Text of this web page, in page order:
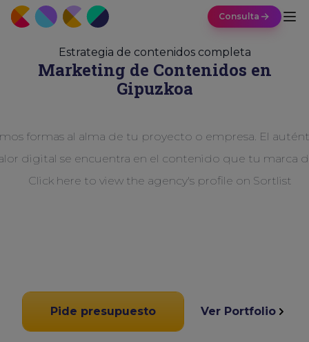
Consulta
Estrategia de contenidos completa
Marketing de Contenidos en
Gipuzkoa
formas al alma de tu proyecto o empresa. El
digital se encuentra en el contenido que tu marca
Pide presupuesto Ver Portfolio